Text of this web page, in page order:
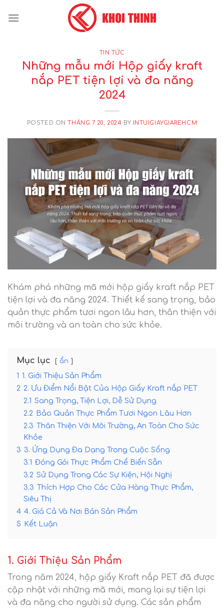
TIN TỨC
Những mẫu mới Hộp giấy kraft
nắp PET tiện lợi và đa năng
2024
POSTED ONTHÁNG 7 20, 2024 BY INTUIGIAYGIAREHCM
Khám phá những mã mới hộp giấy kraft nắp PET
tiện lợi và đa năng 2024. Thiết kế sang trọng, bảo
quản thực phẩm tươi ngon lâu hơn, thân thiện với
môi trường và an toàn cho sức khỏe.
Mục lục ẩn
1 1. Giới Thiệu Sản Phẩm
2 2. Ưu Điểm Nổi Bật Của Hộp Giấy Kraft nắp PET
2.1 Sang Trọng, Tiện Lợi, Dễ Sử Dụng
2.2 Bảo Quản Thực Phẩm Tươi Ngon Lâu Hơn
2.3 Thân Thiện Với Môi Trường, An Toàn Cho Sức
Khỏe
3 3. Ứng Dụng Đa Dạng Trong Cuộc Sống
3.1 Đóng Gói Thực Phẩm Chế Biến Sẵn
3.2 Sử Dụng Trong Các Sự Kiện, Hội Nghị
3.3 Thích Hợp Cho Các Cửa Hàng Thực Phẩm,
Siêu Thị
4 4. Giá Cả Và Nơi Bán Sản Phẩm
5 Kết Luận
1. Giới Thiệu Sản Phẩm
Trong năm 2024, hộp giấy Kraft nắp PET đã được
cập nhật với những mã mới, mang lại sự tiện lợi
và đa năng cho người sử dụng. Các sản phẩm